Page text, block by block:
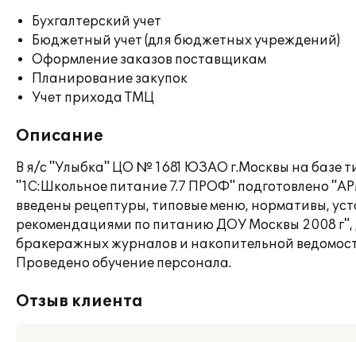
Бухгалтерский учет
Бюджетный учет (для бюджетных учреждений)
Оформление заказов поставщикам
Планирование закупок
Учет прихода ТМЦ
Описание
В я/с "Улыбка" ЦО № 1681 ЮЗАО г.Москвы на базе
"1С:Школьное питание 7.7 ПРОФ" подготовлено
введены рецептуры, типовые меню, нормативы,
рекомендациями по питанию ДОУ Москвы 2008
бракеражных журналов и накопительной
Проведено обучение персонала.
Отзыв клиента